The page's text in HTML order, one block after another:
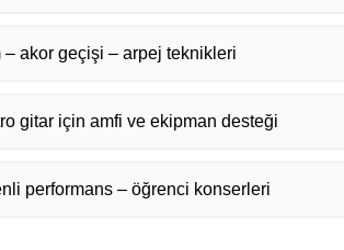
– akor geçişi – arpej teknikleri
gitar için amfi ve ekipman desteği
performans – öğrenci konserleri